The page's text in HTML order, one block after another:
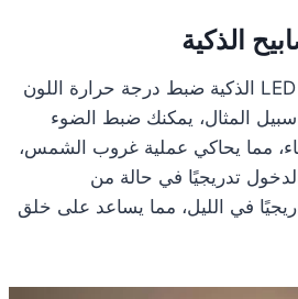
الذكية
يمكن للعديد من مصابيح LED الذكية ضبط درجة حرارة اللون
سبيل المثال، يمكنك ضبط الضوء
مما يحاكي عملية غروب الشمس،
تدريجيًا في حالة من
في الليل، مما يساعد على خلق